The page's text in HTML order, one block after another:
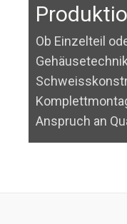
Serie –
zur
höchstem
Leistung.